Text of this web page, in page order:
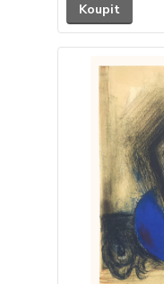
Koupit